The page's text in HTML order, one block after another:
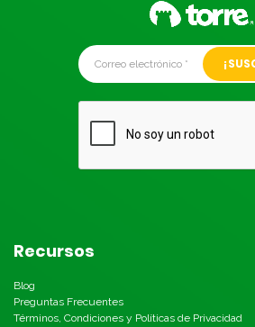
Alternative:
Recursos
Blog
Preguntas Frecuentes
Términos, Condiciones y Políticas de Privacidad